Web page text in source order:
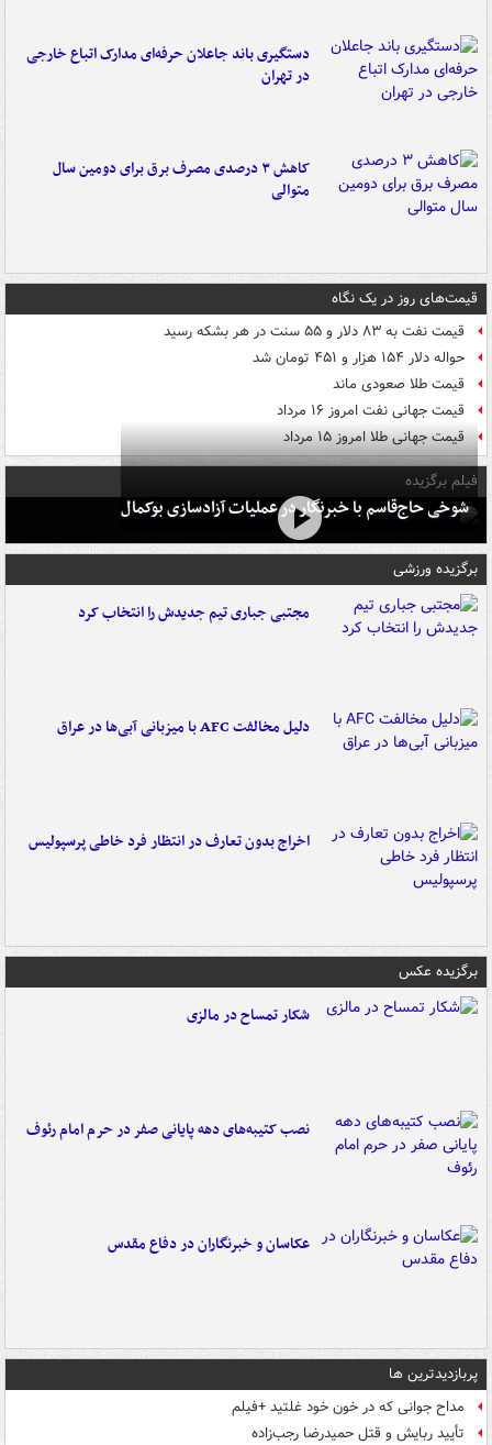
دستگیری باند جاعلان حرفه‌ای مدارک اتباع خارجی
در تهران
کاهش ۳ درصدی مصرف برق برای دومین سال
متوالی
قیمت‌های روز در یک نگاه
قیمت نفت به ۸۳ دلار و ۵۵ سنت در هر بشکه رسید
حواله دلار ۱۵۴ هزار و ۴۵۱ تومان شد
قیمت طلا صعودی ماند
قیمت جهانی نفت امروز ۱۶ مرداد
قیمت جهانی طلا امروز ۱۵ مرداد
فیلم برگزیده
شوخی حاج‌قاسم با خبرنگار در عملیات آزادسازی بوکمال
برگزیده ورزشی
مجتبی جباری تیم جدیدش را انتخاب کرد
دلیل مخالفت AFC با میزبانی آبی‌ها در عراق
اخراج بدون تعارف در انتظار فرد خاطی پرسپولیس
برگزیده عکس
شکار تمساح در مالزی
نصب کتیبه‌های دهه پایانی صفر در حرم امام رئوف
عکاسان و خبرنگاران در دفاع مقدس
پربازدیدترین ها
مداح جوانی که در خون خود غلتید +فیلم
تأیید ربایش و قتل حمیدرضا رجب‌زاده